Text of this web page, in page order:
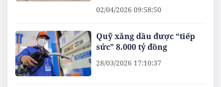
02/04/2026 09:58:50
Quỹ xăng dầu được “tiếp
sức” 8.000 tỷ đồng
28/03/2026 17:10:37